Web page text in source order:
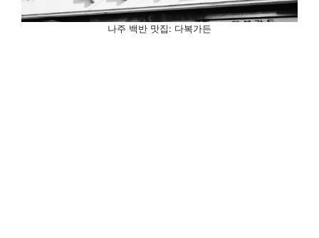
나주 백반 맛집: 다복가든